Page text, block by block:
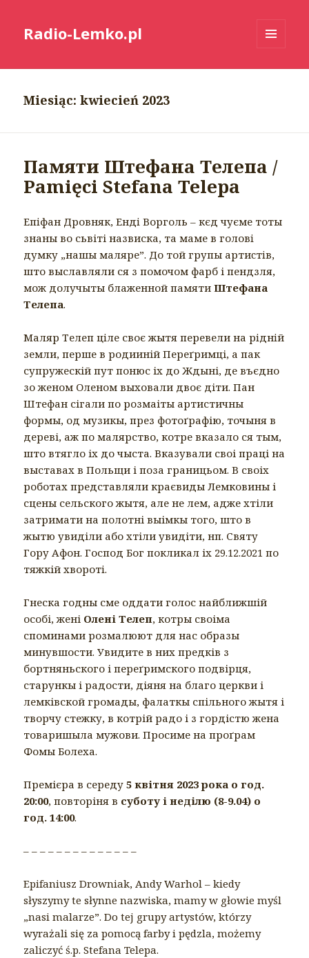
Radio-Lemko.pl
Miesiąc:kwiecień 2023
Памяти Штефана Телепа /
Pamięci Stefana Telepa
Епiфан Дровняк, Ендi Ворголь – кєд чуєме тоты
знаны во сьвіті назвиска, та маме в головi
думку „нашы маляре”. До той групы артиcтiв,
што выславляли ся з помочом фарб і пендзля,
мож долучыты блаженной памятиШтефана
Телепа.
Маляр Телеп цiле своє жытя перевели на рiднiй
земли, перше в родииній Переґримці, а пак
супружескій пут понюс іх до Ждыні, де въєдно
зо женом Оленом выховали двоє діти. Пан
Штефан сігали по розмаіты артистичны
формы, од музикы, през фотоґрафію, точыня в
дереві, аж по малярство, котре вказало ся тым,
што втягло іх до чыста. Вказували своі праці на
выставах в Польщи і поза границьом. В своіх
роботах представляли краєвиды Лемковины і
сцены сельского жытя, але не лем, адже хтіли
затримати на полотні выімкы того, што в
жытю увиділи або хтіли увидіти, нп. Святу
Гору Афон. Господ Бог покликал іх 29.12.2021 по
тяжкій хворотi.
Гнеска годны сме оддати голос найближшій
особі, жені Олені Телеп, котры своіма
споминами розмалюют для нас образы
минувшости. Увидите в них предків з
бортняньского і переґримского подвірця,
старункы і радости, діяня на благо церкви і
лемківской громады, фалаткы спільного жытя і
творчу стежку, в котрій радо і з гордістю жена
товаришыла мужови. Просиме на проґрам
Фомы Болеха.
Премієра в середу5 квітня 2023 рока о год.
20:00, повторіня в суботу і неділю (8-9.04) о
год. 14:00.
– – – – – – – – – – – – – –
Epifaniusz Drowniak, Andy Warhol – kiedy
słyszymy te słynne nazwiska, mamy w głowie myśl
„nasi malarze”. Do tej grupy artystów, którzy
wyrażali się za pomocą farby i pędzla, możemy
zaliczyć ś.p. Stefana Telepa.